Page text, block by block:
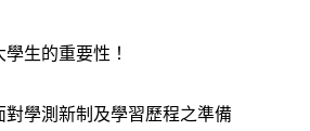
生的重要性！
對學測新制及學習歷程之準備